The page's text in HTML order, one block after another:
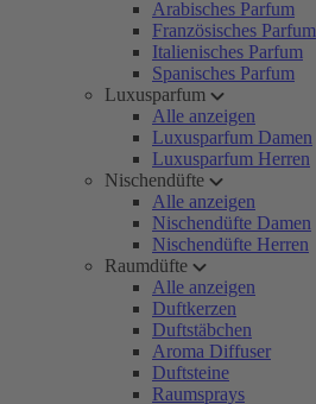
Arabisches Parfum
Französisches Parfum
Italienisches Parfum
Spanisches Parfum
Luxusparfum
Alle anzeigen
Luxusparfum Damen
Luxusparfum Herren
Nischendüfte
Alle anzeigen
Nischendüfte Damen
Nischendüfte Herren
Raumdüfte
Alle anzeigen
Duftkerzen
Duftstäbchen
Aroma Diffuser
Duftsteine
Raumsprays